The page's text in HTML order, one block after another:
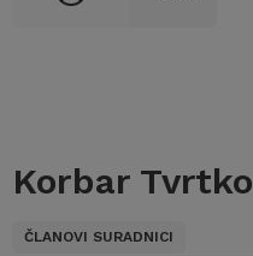
Korbar Tvrtko
ČLANOVI SURADNICI